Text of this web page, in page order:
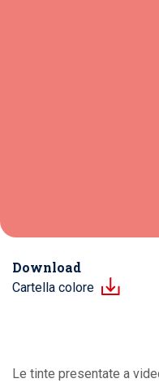
Download
Cartella colore
Le tinte presentate a